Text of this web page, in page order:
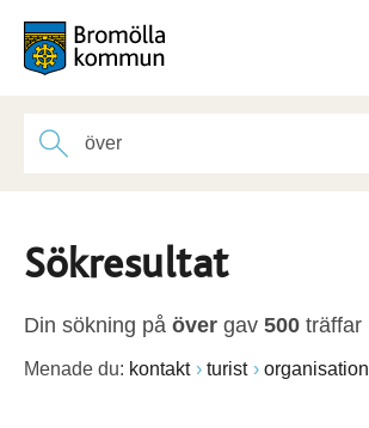
Sökresultat
Din sökning på över gav 500 träffar
Menade du: kontakt turist organisation